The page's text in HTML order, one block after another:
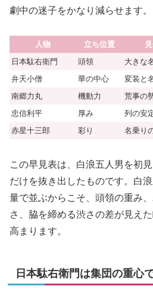
劇中の迷子をかなり減らせます。
人物 立ち位置
日本駄右衛門
頭領 大きな
弁天小僧
華の中心 変装と
南郷力丸
機動力 荒事の
忠信利平
厚み 列の安
赤星十三郎
彩り 名乗り
この早見表は、白浪五人男を初
だけを抜き出したものです。白
量で並ぶからこそ、頭領の重み
さ、脇を締める渋さの差が見え
高まります。
日本駄右衛門は集団の重心